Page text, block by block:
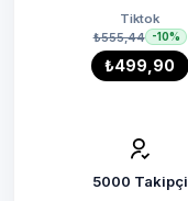
Tiktok
₺555,44
-10%
₺499,90
5000 Takipçi